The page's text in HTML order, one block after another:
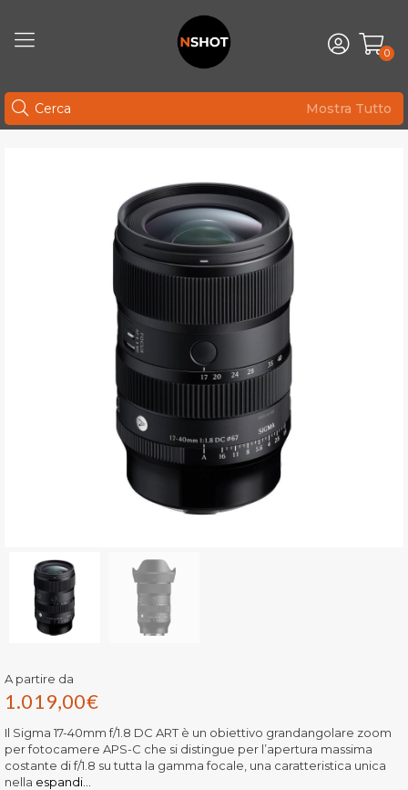
0
Mostra Tutto
A partire da
1.019,00€
Il Sigma 17-40mm f/1.8 DC ART è un obiettivo grandangolare zoom
per fotocamere APS-C che si distingue per l’apertura massima
costante di f/1.8 su tutta la gamma focale, una caratteristica unica
nella espandi...